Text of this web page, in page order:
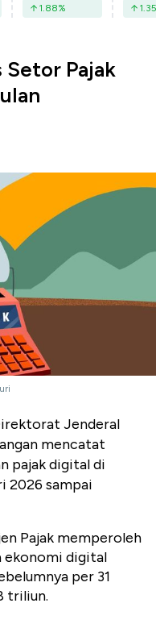
1.88% 1.35
Pajak
Jenderal
mencatat
pajak digital di
2026 sampai
Pajak memperoleh
ekonomi digital
per 31
triliun.